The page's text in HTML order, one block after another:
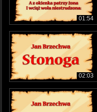
01:54
02:03